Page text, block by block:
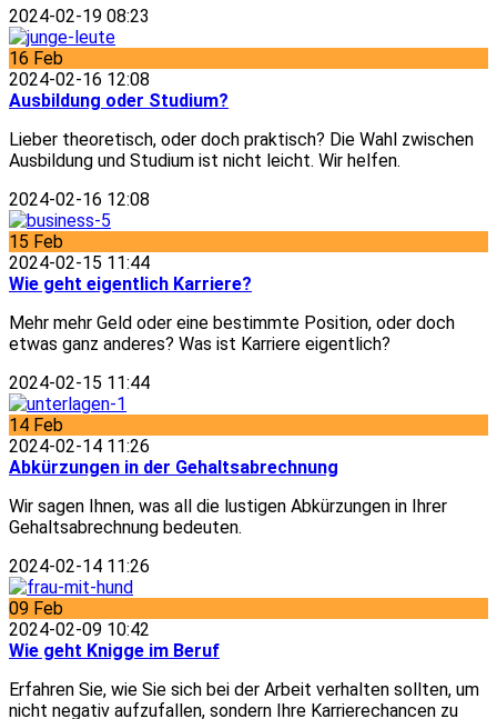
2024-02-19 08:23
16 Feb
2024-02-16 12:08
Ausbildung oder Studium?
Lieber theoretisch, oder doch praktisch? Die Wahl zwischen
Ausbildung und Studium ist nicht leicht. Wir helfen.
2024-02-16 12:08
15 Feb
2024-02-15 11:44
Wie geht eigentlich Karriere?
Mehr mehr Geld oder eine bestimmte Position, oder doch
etwas ganz anderes? Was ist Karriere eigentlich?
2024-02-15 11:44
14 Feb
2024-02-14 11:26
Abkürzungen in der Gehaltsabrechnung
Wir sagen Ihnen, was all die lustigen Abkürzungen in Ihrer
Gehaltsabrechnung bedeuten.
2024-02-14 11:26
09 Feb
2024-02-09 10:42
Wie geht Knigge im Beruf
Erfahren Sie, wie Sie sich bei der Arbeit verhalten sollten, um
nicht negativ aufzufallen, sondern Ihre Karrierechancen zu